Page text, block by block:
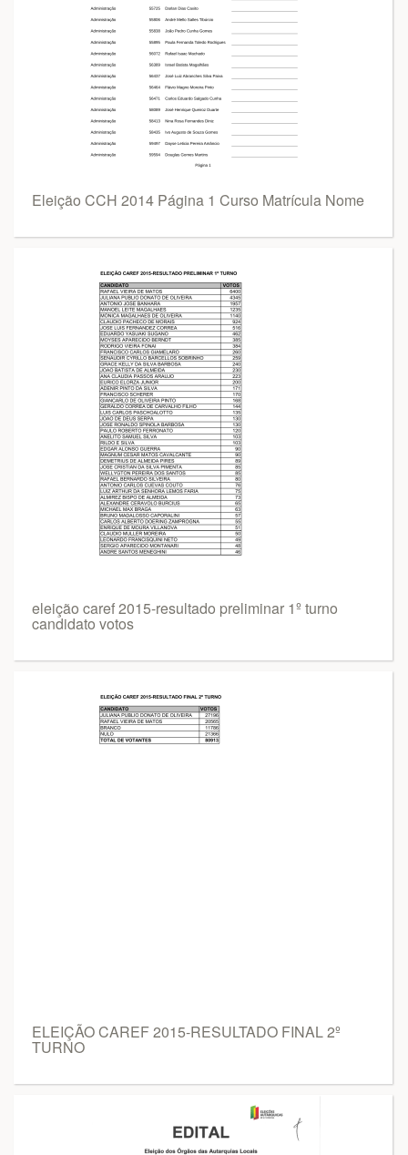
Eleição CCH 2014 Página 1 Curso Matrícula Nome
eleição caref 2015-resultado preliminar 1º turno
candidato votos
ELEIÇÃO CAREF 2015-RESULTADO FINAL 2º
TURNO